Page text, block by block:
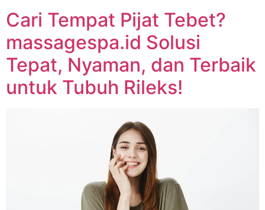
Cari Tempat Pijat Tebet?
massagespa.id Solusi
Tepat, Nyaman, dan Terbaik
untuk Tubuh Rileks!